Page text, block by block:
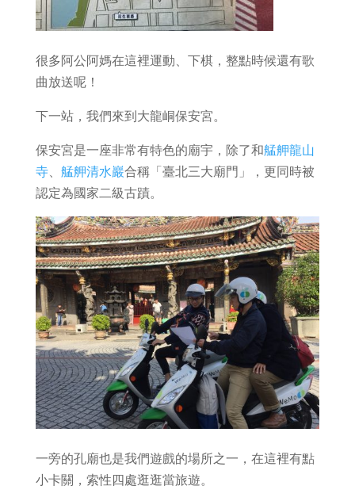
很多阿公阿媽在這裡運動、下棋，整點時候還有歌
曲放送呢！
下一站，我們來到大龍峒保安宮。
保安宮是一座非常有特色的廟宇， 除了和艋舺龍山
寺、 艋舺清水巖合稱「臺北三大廟門」，更同時被
認定為國家二級古蹟。
一旁的孔廟也是我們遊戲的場所之一，在這裡有點
小卡關，索性四處逛逛當旅遊。